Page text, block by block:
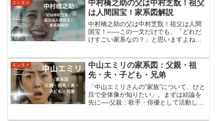
らく2歳...
エンタメ
中村橋之助の父は中村芝翫！祖父
は人間国宝！家系図解説
中村橋之助の父は中村芝翫！祖父は人間
国宝！――この一文だけでも、「どれだ
けすごい家系なの？」と思いますよね。
役者？祖父・七代目 中村芝翫は、なぜ
「人間国宝」と呼ばれたの...
エンタメ
中山エミリの家系図：父親・祖
先・夫・子ども・兄弟
「中山エミリさんの“家族”について、ひと
目で全体像が知りたい」。まずは結論を
先に──父親：歌手・俳優として活動した